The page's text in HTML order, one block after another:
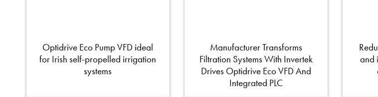
Optidrive Eco Pump VFD ideal
for Irish self-propelled irrigation
systems
Manufacturer Transforms
Filtration Systems With Invertek
Drives Optidrive Eco VFD And
Integrated PLC
and